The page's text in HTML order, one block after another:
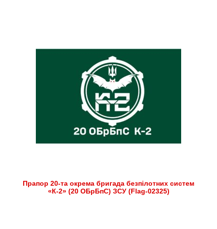
Прапор 20-та окрема бригада безпілотних систем
«К-2» (20 ОБрБпС) ЗСУ (Flag-02325)